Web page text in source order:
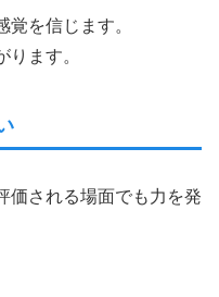
を信じます。
ます。
価される場面でも力を発